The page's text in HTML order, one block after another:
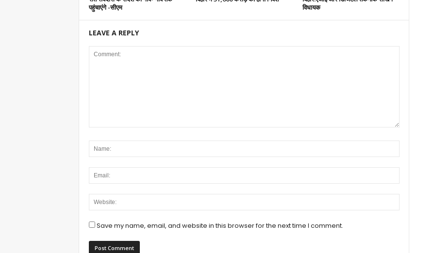
पहुंचाएंगे -सीएम
विधायक
LEAVE A REPLY
Save my name, email, and website in this browser for the next time I comment.